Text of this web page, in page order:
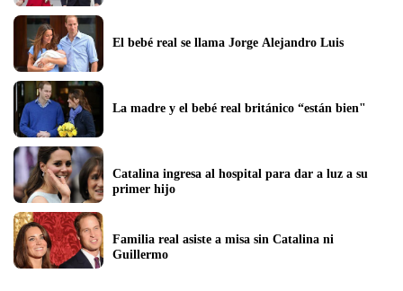
El bebé real se llama Jorge Alejandro Luis
La madre y el bebé real británico “están bien"
Catalina ingresa al hospital para dar a luz a su
primer hijo
Familia real asiste a misa sin Catalina ni
Guillermo